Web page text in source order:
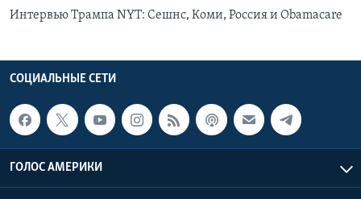
Интервью Трампа NYT: Сешнс, Коми, Россия и Obamacare
СОЦИАЛЬНЫЕ СЕТИ
ГОЛОС АМЕРИКИ